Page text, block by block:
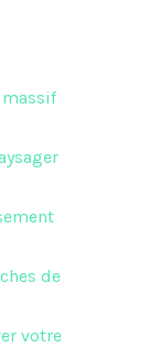
de
votre